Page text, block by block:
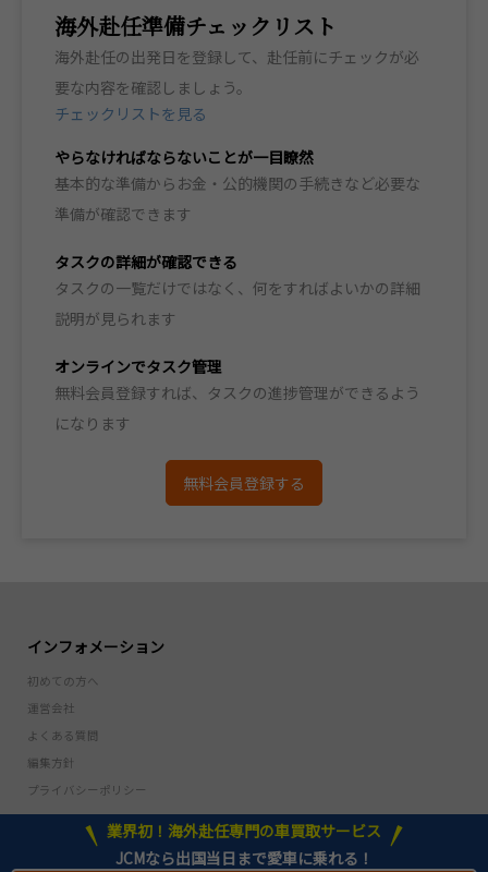
海外赴任準備チェックリスト
海外赴任の出発日を登録して、赴任前にチェックが必
要な内容を確認しましょう。
チェックリストを見る
やらなければならないことが一目瞭然
基本的な準備からお金・公的機関の手続きなど必要な
準備が確認できます
タスクの詳細が確認できる
タスクの一覧だけではなく、何をすればよいかの詳細
説明が見られます
オンラインでタスク管理
無料会員登録すれば、タスクの進捗管理ができるよう
になります
無料会員登録する
業界初！海外赴任専門の車買取サービス
JCMなら出国当日まで愛車に乗れる！
インフォメーション
初めての方へ
運営会社
よくある質問
編集方針
プライバシーポリシー
Ⓒ 1995-2024 JCM Co.Ltd